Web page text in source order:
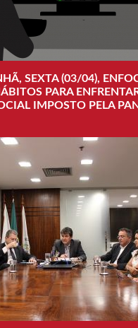
SEXTA (03/04),
PARA
IMPOSTO PELA